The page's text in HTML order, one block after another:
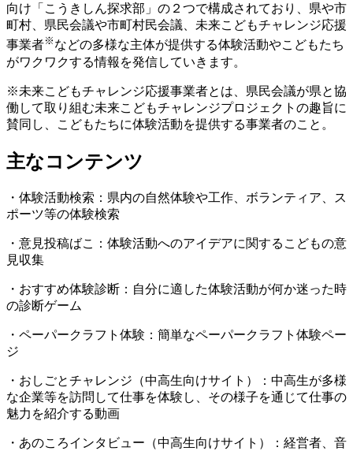
向け「こうきしん探求部」の２つで構成されており、県や市
町村、県民会議や市町村民会議、未来こどもチャレンジ応援
事業者※ などの多様な主体が提供する体験活動やこどもたち
がワクワクする情報を発信していきます。
※未来こどもチャレンジ応援事業者とは、県民会議が県と協
働して取り組む未来こどもチャレンジプロジェクトの趣旨に
賛同し、こどもたちに体験活動を提供する事業者のこと。
主なコンテンツ
・体験活動検索：県内の自然体験や工作、ボランティア、ス
ポーツ等の体験検索
・意見投稿ばこ：体験活動へのアイデアに関するこどもの意
見収集
・おすすめ体験診断：自分に適した体験活動が何か迷った時
の診断ゲーム
・ペーパークラフト体験：簡単なペーパークラフト体験ペー
ジ
・おしごとチャレンジ（中高生向けサイト）：中高生が多様
な企業等を訪問して仕事を体験し、その様子を通じて仕事の
魅力を紹介する動画
・あのころインタビュー（中高生向けサイト）：経営者、音